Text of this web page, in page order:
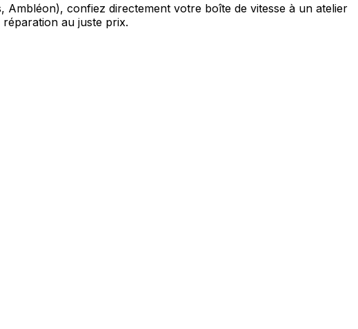
confiez directement votre boîte de vitesse à un atelier
au juste prix.